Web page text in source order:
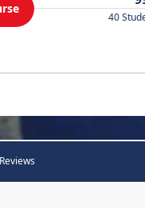
40
Reviews